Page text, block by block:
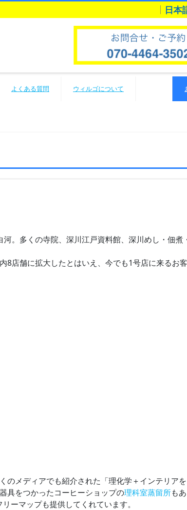
日本
よくある質問 ウィルゴについて
。多くの寺院、深川江戸資料館、深川めし・佃煮
8店舗に拡大したとはいえ、今でも1号店に来るお
のメディアでも紹介された「理化学＋インテリア
具をつかったコーヒーショップの理科室蒸留所も
ーマップも提供してくれています。